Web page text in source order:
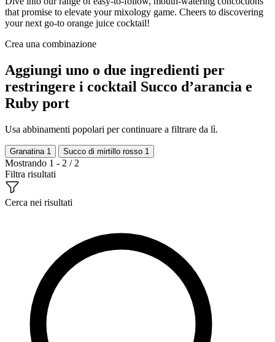
that promise to elevate your mixology game. Cheers to discovering
your next go-to orange juice cocktail!
Crea una combinazione
Aggiungi uno o due ingredienti per
restringere i cocktail Succo d’arancia e
Ruby port
Usa abbinamenti popolari per continuare a filtrare da lì.
Granatina 1 Succo di mirtillo rosso 1
Mostrando 1 - 2 / 2
Filtra risultati
Cerca nei risultati